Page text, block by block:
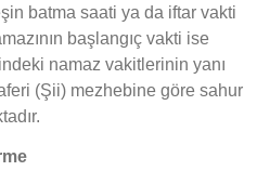
batma saati ya da iftar vakti
başlangıç vakti ise
namaz vakitlerinin yanı
(Şii) mezhebine göre sahur